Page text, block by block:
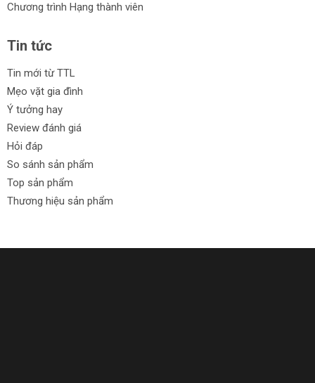
Chương trình Hạng thành viên
Tin tức
Tin mới từ TTL
Mẹo vặt gia đình
Ý tưởng hay
Review đánh giá
Hỏi đáp
So sánh sản phẩm
Top sản phẩm
Thương hiệu sản phẩm